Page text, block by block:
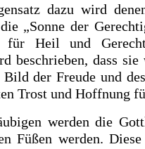
dazu wird
„Sonne der
für Heil und
beschrieben, dass
der Freude und
Trost und Hoffnung
werden die
Füßen werden.